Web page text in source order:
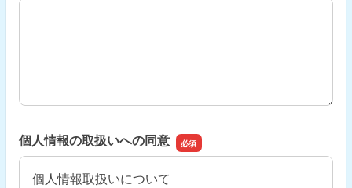
吉日選定するイベントにご本人様以外に関わる方がいる
個人情報の取扱いへの同意
個人情報取扱いについて